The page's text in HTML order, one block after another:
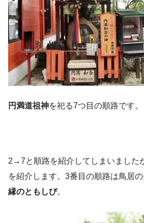
円満道祖神を祀る7つ目の順路です。
2→7と順路を紹介してしまいました
を紹介します。3番目の順路は鳥居
縁のともしび。